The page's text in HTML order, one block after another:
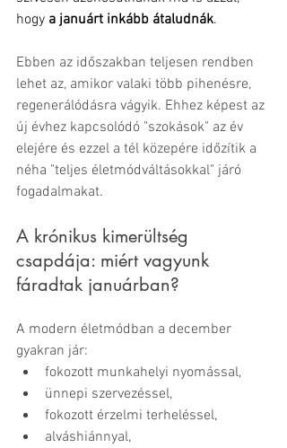
hogy a januárt inkább átaludnák.
Ebben az időszakban teljesen rendben
lehet az, amikor valaki több pihenésre,
regenerálódásra vágyik. Ehhez képest az
új évhez kapcsolódó "szokások" az év
elejére és ezzel a tél közepére időzítik a
néha "teljes életmódváltásokkal" járó
fogadalmakat.
A krónikus kimerültség
csapdája: miért vagyunk
fáradtak januárban?
A modern életmódban a december
gyakran jár:
fokozott munkahelyi nyomással,
ünnepi szervezéssel,
fokozott érzelmi terheléssel,
alváshiánnyal,